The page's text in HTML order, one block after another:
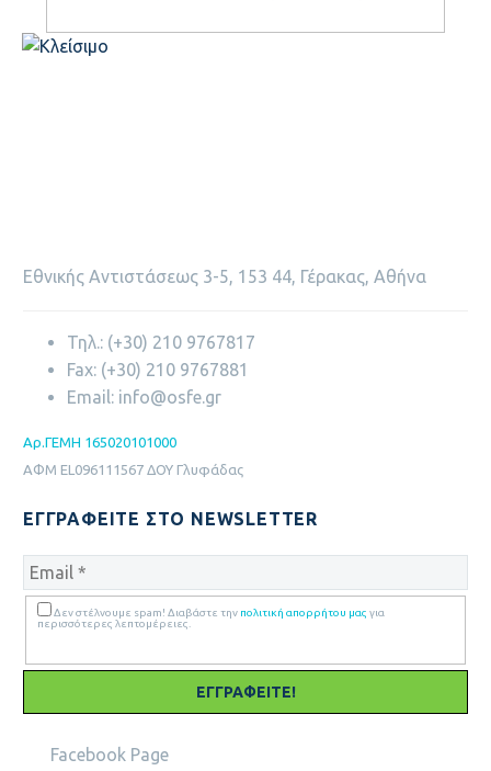
ΔΙΟΙΚΗΤΙΚΌ ΣΥΜΒΟΎΛΙΟ
ΕΠΑΓΓΕΛΜΑΤΙΚΆ ΈΡΓΑ
ΕΠΙΧΕΙΡΗΜΑΤΙΚΆ ΈΡΓΑ
ΣΥΝΕΡΓΑΣΊΕΣ
ΣΥΜΜΕΤΟΧΈΣ
ΑΠΟΦΆΣΕΙΣ Δ.Σ.
Εθνικής Αντιστάσεως 3-5, 153 44, Γέρακας, Αθήνα
Τηλ.: (+30) 210 9767817
Fax: (+30) 210 9767881
Email: info@osfe.gr
Aρ.ΓΕΜΗ 165020101000
ΑΦΜ EL 096111567 ΔΟΥ Γλυφάδας
ΕΓΓΡΑΦΕΊΤΕ ΣΤΟ NEWSLETTER
Δεν στέλνουμε spam! Διαβάστε την πολιτική απορρήτου μας για
περισσότερες λεπτομέρειες.
Facebook Page